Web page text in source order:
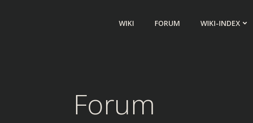
WIKI FORUM WIKI-INDEX
Forum